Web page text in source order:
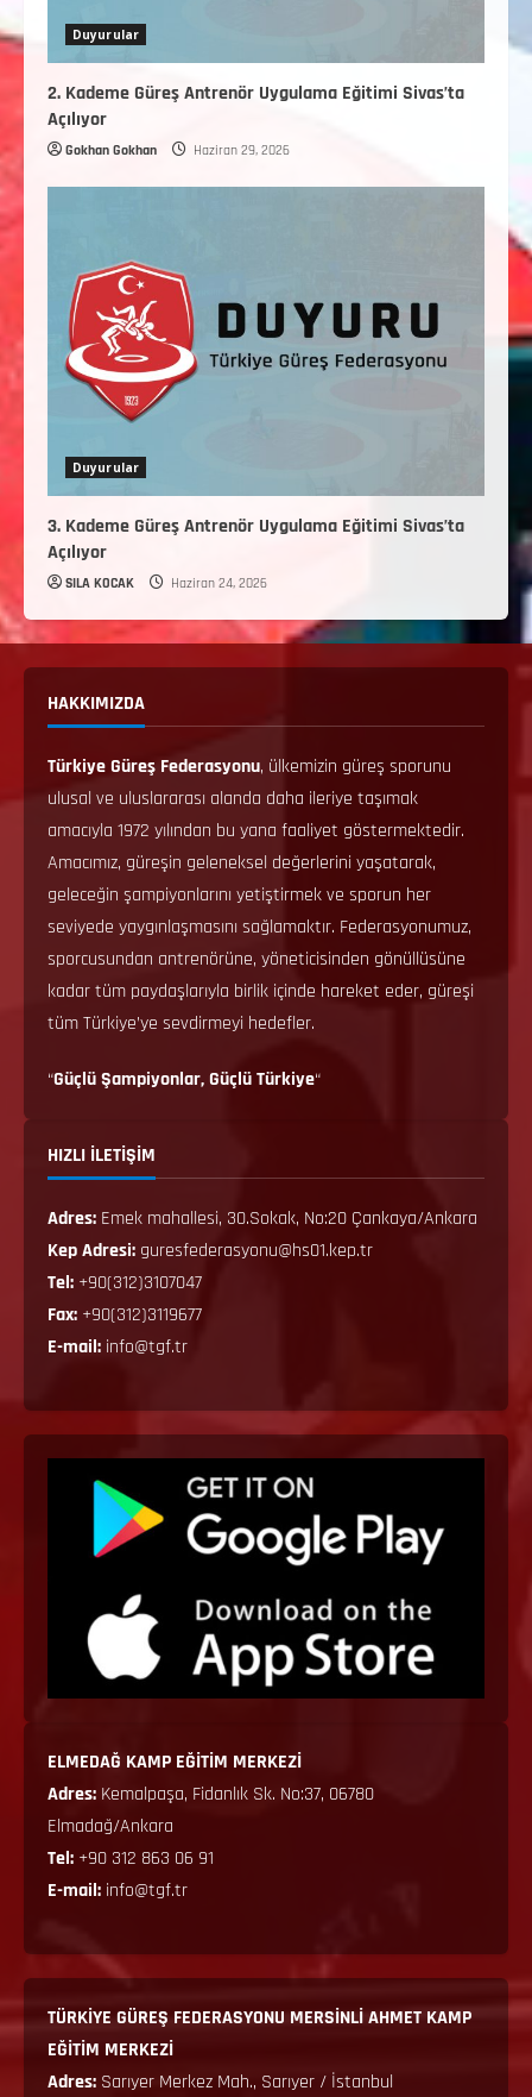
Duyurular
2. Kademe Güreş Antrenör Uygulama Eğitimi Sivas’ta
Açılıyor
Gokhan Gokhan Haziran 29, 2026
Duyurular
3. Kademe Güreş Antrenör Uygulama Eğitimi Sivas’ta
Açılıyor
SILA KOCAK Haziran 24, 2026
HAKKIMIZDA
Türkiye Güreş Federasyonu, ülkemizin güreş sporunu
ulusal ve uluslararası alanda daha ileriye taşımak
amacıyla 1972 yılından bu yana faaliyet göstermektedir.
Amacımız, güreşin geleneksel değerlerini yaşatarak,
geleceğin şampiyonlarını yetiştirmek ve sporun her
seviyede yaygınlaşmasını sağlamaktır. Federasyonumuz,
sporcusundan antrenörüne, yöneticisinden gönüllüsüne
kadar tüm paydaşlarıyla birlik içinde hareket eder, güreşi
tüm Türkiye’ye sevdirmeyi hedefler.
“Güçlü Şampiyonlar, Güçlü Türkiye“
HIZLI İLETİŞİM
Adres: Emek mahallesi, 30.Sokak, No:20 Çankaya/Ankara
Kep Adresi: guresfederasyonu@hs01.kep.tr
Tel: +90(312)3107047
Fax: +90(312)3119677
E-mail: info@tgf.tr
ELMEDAĞ KAMP EĞİTİM MERKEZİ
Adres: Kemalpaşa, Fidanlık Sk. No:37, 06780
Elmadağ/Ankara
Tel: +90 312 863 06 91
E-mail: info@tgf.tr
TÜRKİYE GÜREŞ FEDERASYONU MERSİNLİ AHMET KAMP
EĞİTİM MERKEZİ
Adres: Sarıyer Merkez Mah., Sarıyer / İstanbul